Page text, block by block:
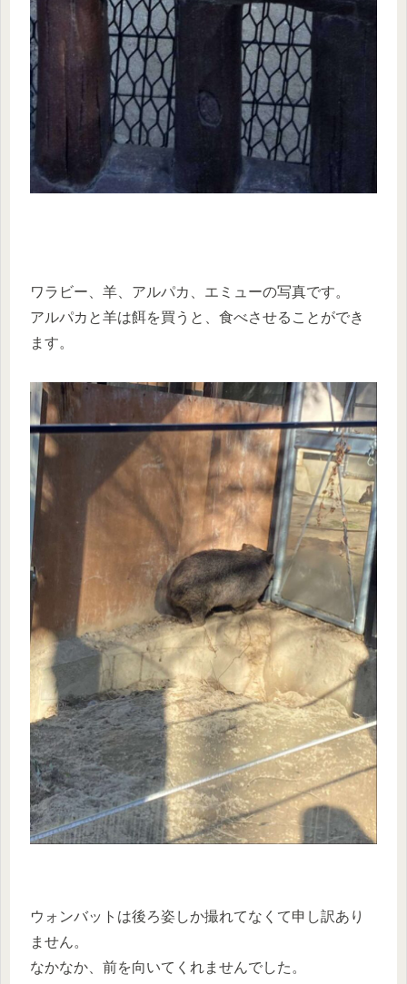
ワラビー、羊、アルパカ、エミューの写真です。
アルパカと羊は餌を買うと、食べさせることができ
ます。
ウォンバットは後ろ姿しか撮れてなくて申し訳あり
ません。
なかなか、前を向いてくれませんでした。